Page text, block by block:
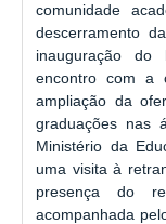
comunidade
descerramento
inauguração do
encontro com a
ampliação da
graduações nas
Ministério da
uma visita à
presença do
acompanhada